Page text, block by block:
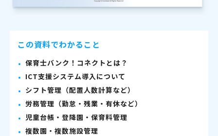
この資料でわかること
保育士バンク！コネクトとは？
ICT支援システム導入について
シフト管理（配置人数計算など）
労務管理（勤怠・残業・有休など）
児童台帳・登降園・保育料管理
複数園・複数施設管理